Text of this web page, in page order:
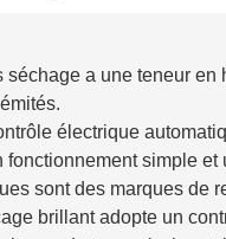
séchage a une teneur
électrique
simple
sont des marques de
brillant adopte un